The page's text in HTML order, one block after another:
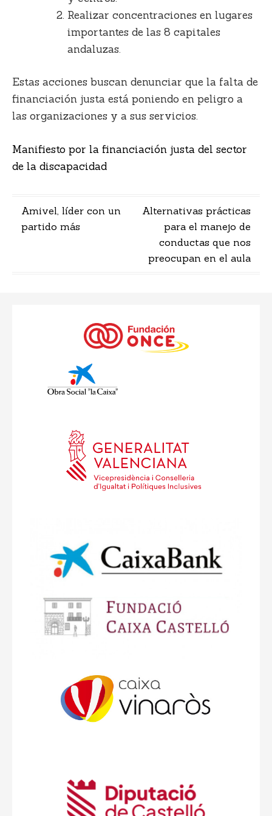
Realizar concentraciones en lugares
importantes de las 8 capitales
andaluzas.
Estas acciones buscan denunciar que la falta de
financiación justa está poniendo en peligro a
las organizaciones y a sus servicios.
Manifiesto por la financiación justa del sector
de la discapacidad
Navegación
de
Amivel, líder con un
partido más
Alternativas prácticas
para el manejo de
conductas que nos
preocupan en el aula